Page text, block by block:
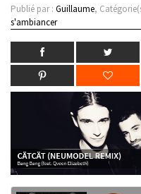
Publié par : Guillaume,
s'ambiancer